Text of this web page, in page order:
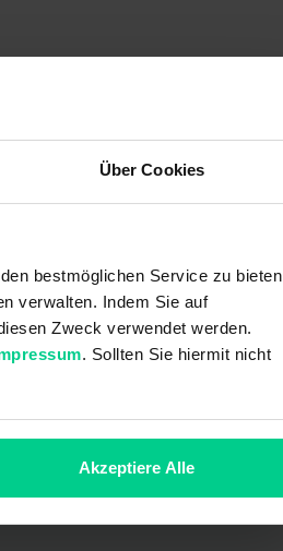
Über Cookies
bestmöglichen Service zu bieten
verwalten. Indem Sie auf
Zweck verwendet werden.
. Sollten Sie hiermit nicht
Akzeptiere Alle